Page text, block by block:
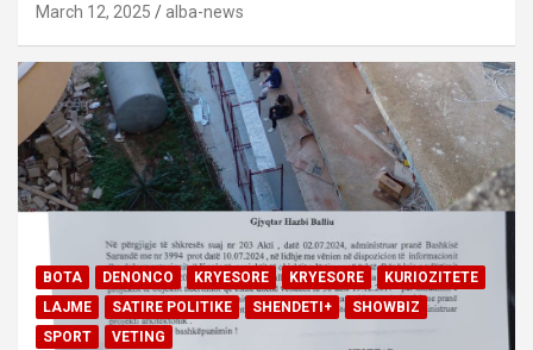
March 12, 2025 alba-news
BOTA DENONCO KRYESORE KRYESORE
KURIOZITETE
LAJME
SATIRE POLITIKE SHENDETI+
SHOWBIZ
SPORT
VETING